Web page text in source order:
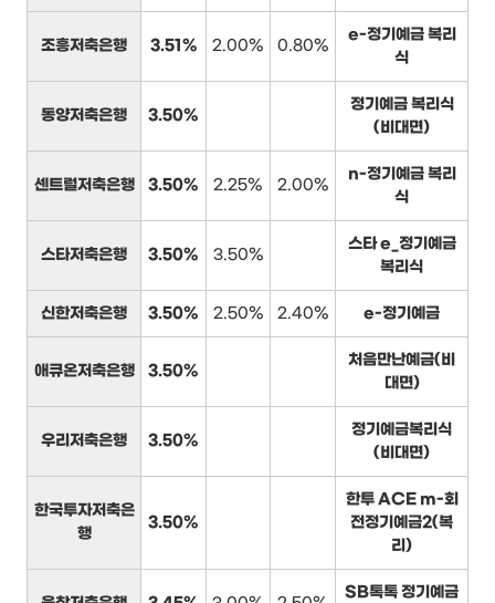
조흥저축은행 3.51% 2.00% 0.80%
e-정기예금 복리
식
동양저축은행 3.50%
정기예금 복리식
(비대면)
센트럴저축은행 3.50% 2.25% 2.00%
n-정기예금 복리
식
스타저축은행 3.50% 3.50%
스타 e_정기예금
복리식
신한저축은행 3.50% 2.50% 2.40% e-정기예금
애큐온저축은행 3.50%
처음만난예금(비
대면)
우리저축은행 3.50%
정기예금복리식
(비대면)
한국투자저축은
행
3.50%
한투 ACE m-회
전정기예금2(복
리)
SB톡톡 정기예금